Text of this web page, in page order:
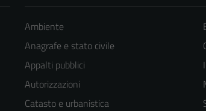
Ambiente
Anagrafe e stato civile
Appalti pubblici
Autorizzazioni
Catasto e urbanistica